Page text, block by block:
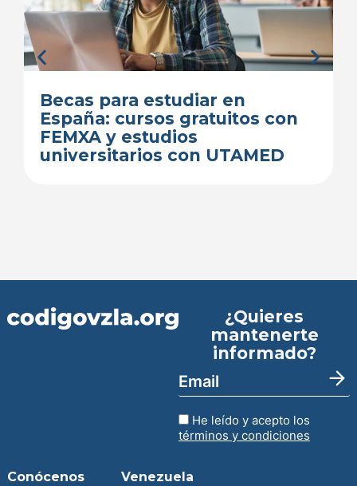
Becas para estudiar en
España: cursos gratuitos con
FEMXA y estudios
universitarios con UTAMED
¿Quieres
mantenerte
informado?
He leído y acepto los
términos y condiciones
Conócenos
Venezuela